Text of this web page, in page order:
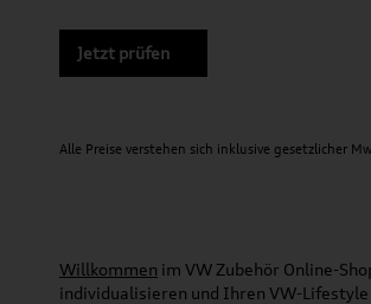
Jetzt prüfen
Alle Preise verstehen sich inklusive gesetzlicher
Willkommen im VW Zubehör Online-
individualisieren und Ihren VW-